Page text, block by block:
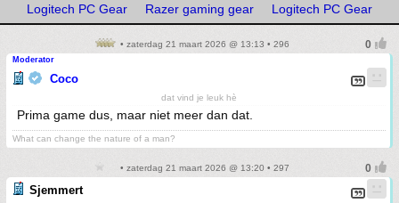
Logitech PC Gear Razer gaming gear Logitech PC Gear
• zaterdag 21 maart 2026 @ 13:13 • 296
Moderator
Coco
dat vind je leuk hè
Prima game dus, maar niet meer dan dat.
What can change the nature of a man?
• zaterdag 21 maart 2026 @ 13:20 • 297
Sjemmert